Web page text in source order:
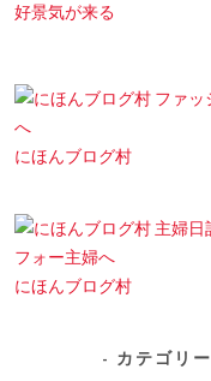
好景気が来る
にほんブログ村
にほんブログ村
カテゴリー